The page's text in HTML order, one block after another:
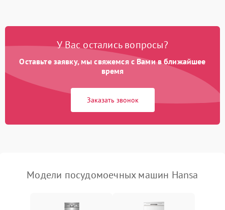
Проблемы с набором
Не работает сушилка 2100 ₽ Подробнее →
Сбои в работе таймера 1700 ₽
У Вас остались вопросы?
Оставьте заявку, мы свяжемся с Вами в ближайшее
время
Заказать звонок
Модели посудомоечных машин Hansa